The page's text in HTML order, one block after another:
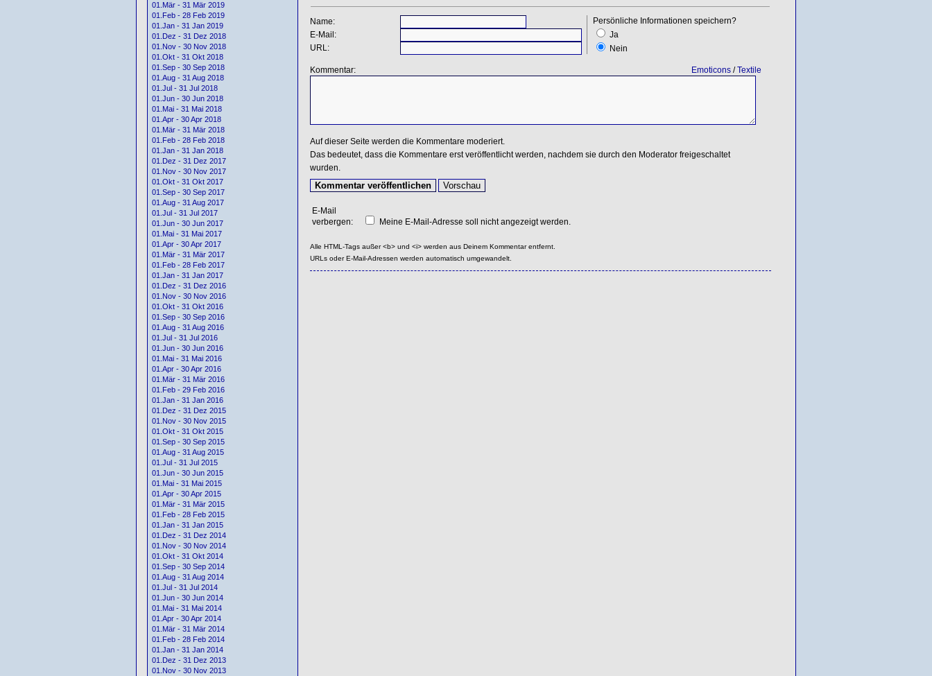
01.Mär - 31 Mär 2019
01.Feb - 28 Feb 2019
01.Jan - 31 Jan 2019
01.Dez - 31 Dez 2018
01.Nov - 30 Nov 2018
01.Okt - 31 Okt 2018
01.Sep - 30 Sep 2018
01.Aug - 31 Aug 2018
01.Jul - 31 Jul 2018
01.Jun - 30 Jun 2018
01.Mai - 31 Mai 2018
01.Apr - 30 Apr 2018
01.Mär - 31 Mär 2018
01.Feb - 28 Feb 2018
01.Jan - 31 Jan 2018
01.Dez - 31 Dez 2017
01.Nov - 30 Nov 2017
01.Okt - 31 Okt 2017
01.Sep - 30 Sep 2017
01.Aug - 31 Aug 2017
01.Jul - 31 Jul 2017
01.Jun - 30 Jun 2017
01.Mai - 31 Mai 2017
01.Apr - 30 Apr 2017
01.Mär - 31 Mär 2017
01.Feb - 28 Feb 2017
01.Jan - 31 Jan 2017
01.Dez - 31 Dez 2016
01.Nov - 30 Nov 2016
01.Okt - 31 Okt 2016
01.Sep - 30 Sep 2016
01.Aug - 31 Aug 2016
01.Jul - 31 Jul 2016
01.Jun - 30 Jun 2016
01.Mai - 31 Mai 2016
01.Apr - 30 Apr 2016
01.Mär - 31 Mär 2016
01.Feb - 29 Feb 2016
01.Jan - 31 Jan 2016
01.Dez - 31 Dez 2015
01.Nov - 30 Nov 2015
01.Okt - 31 Okt 2015
01.Sep - 30 Sep 2015
01.Aug - 31 Aug 2015
01.Jul - 31 Jul 2015
01.Jun - 30 Jun 2015
01.Mai - 31 Mai 2015
01.Apr - 30 Apr 2015
01.Mär - 31 Mär 2015
01.Feb - 28 Feb 2015
01.Jan - 31 Jan 2015
01.Dez - 31 Dez 2014
01.Nov - 30 Nov 2014
01.Okt - 31 Okt 2014
01.Sep - 30 Sep 2014
01.Aug - 31 Aug 2014
01.Jul - 31 Jul 2014
01.Jun - 30 Jun 2014
01.Mai - 31 Mai 2014
01.Apr - 30 Apr 2014
01.Mär - 31 Mär 2014
01.Feb - 28 Feb 2014
01.Jan - 31 Jan 2014
01.Dez - 31 Dez 2013
01.Nov - 30 Nov 2013
Name:
Persönliche Informationen speichern?
Ja
Nein
E-Mail:
URL:
Kommentar: Emoticons/Textile
Auf dieser Seite werden die Kommentare moderiert.
Das bedeutet, dass die Kommentare erst veröffentlicht werden, nachdem sie durch den Moderator freigeschaltet
wurden.
E-Mail
verbergen:
Meine E-Mail-Adresse soll nicht angezeigt werden.
Alle HTML-Tags außer <b> und <i> werden aus Deinem Kommentar entfernt.
URLs oder E-Mail-Adressen werden automatisch umgewandelt.